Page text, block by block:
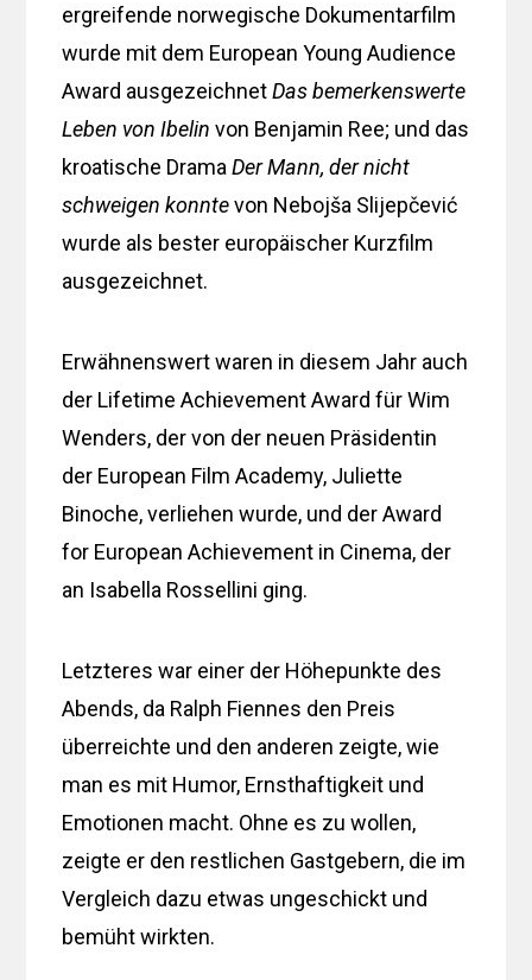
ergreifende norwegische Dokumentarfilm
wurde mit dem European Young Audience
Award ausgezeichnetDas bemerkenswerte
Leben von Ibelin von Benjamin Ree; und das
kroatische DramaDer Mann, der nicht
schweigen konntevon Nebojša Slijepčević
wurde als bester europäischer Kurzfilm
ausgezeichnet.
Erwähnenswert waren in diesem Jahr auch
der Lifetime Achievement Award für Wim
Wenders, der von der neuen Präsidentin
der European Film Academy, Juliette
Binoche, verliehen wurde, und der Award
for European Achievement in Cinema, der
an Isabella Rossellini ging.
Letzteres war einer der Höhepunkte des
Abends, da Ralph Fiennes den Preis
überreichte und den anderen zeigte, wie
man es mit Humor, Ernsthaftigkeit und
Emotionen macht. Ohne es zu wollen,
zeigte er den restlichen Gastgebern, die im
Vergleich dazu etwas ungeschickt und
bemüht wirkten.